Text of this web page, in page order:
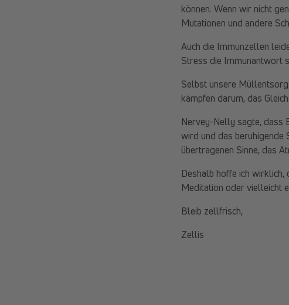
können. Wenn wir nicht
Mutationen und andere
Auch die Immunzellen
Stress die Immunantwort
Selbst unsere
kämpfen darum, das
Nervey-Nelly sagte, dass
wird und das beruhigende
übertragenen Sinne, das
Deshalb hoffe ich
Meditation oder vielleicht
Bleib zellfrisch,
Zellis